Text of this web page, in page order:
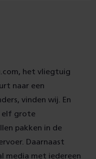
het vliegtuig
naar een
vinden wij. En
elf grote
pakken in de
Daarnaast
media met iedereen